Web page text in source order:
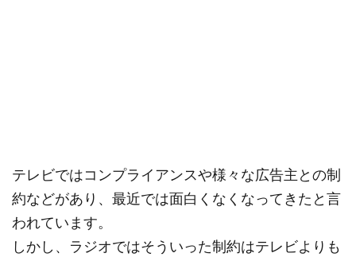
テレビではコンプライアンスや様々な広告主との制
約などがあり、最近では面白くなくなってきたと言
われています。
しかし、ラジオではそういった制約はテレビよりも